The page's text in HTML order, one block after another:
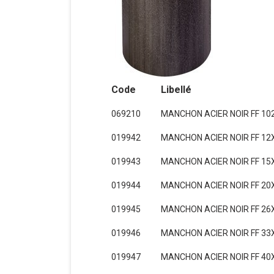
Code Libellé
069210 MANCHON ACIER NOIR FF
019942 MANCHON ACIER NOIR FF
019943 MANCHON ACIER NOIR FF
019944 MANCHON ACIER NOIR FF
019945 MANCHON ACIER NOIR FF
019946 MANCHON ACIER NOIR FF
019947 MANCHON ACIER NOIR FF